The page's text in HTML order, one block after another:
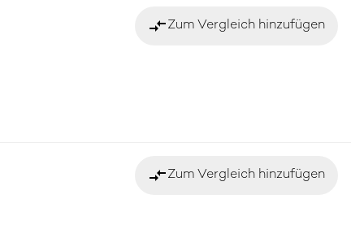
compare_arrowsZum Vergleich hinzufügen
compare_arrowsZum Vergleich hinzufügen